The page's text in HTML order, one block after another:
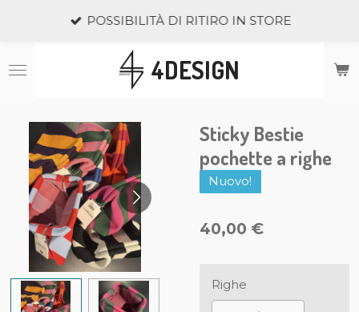
principale
4DESIGN
POSSIBILITÀ DI RITIRO IN STORE
Sticky Bestie
pochette a righe
Nuovo!
40,00 €
Righe